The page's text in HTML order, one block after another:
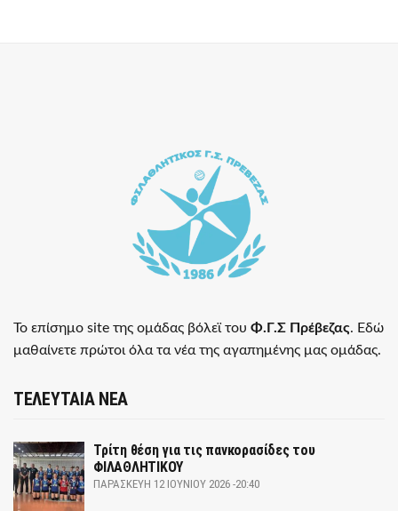
Το επίσημο site της ομάδας βόλεϊ του Φ.Γ.Σ Πρέβεζας. Εδώ
μαθαίνετε πρώτοι όλα τα νέα της αγαπημένης μας ομάδας.
ΤΕΛΕΥΤΑΙΑ ΝΕΑ
Τρίτη θέση για τις πανκορασίδες του
ΦΙΛΑΘΛΗΤΙΚΟΥ
ΠΑΡΑΣΚΕΥΉ 12 ΙΟΥΝΊΟΥ 2026 -20:40